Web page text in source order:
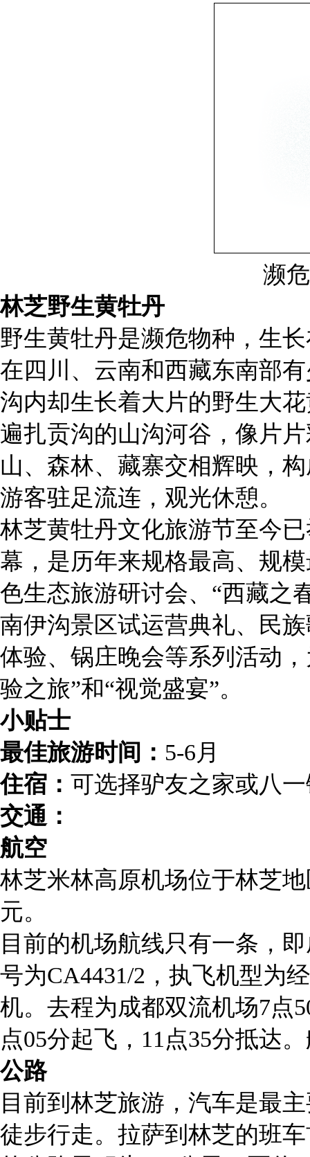
濒
林芝野生黄牡丹
野生黄牡丹是濒危物种，生
在四川、云南和西藏东南部
沟内却生长着大片的野生大
遍扎贡沟的山沟河谷，像片
山、森林、藏寨交相辉映，
游客驻足流连，观光休憩。
林芝黄牡丹文化旅游节至今
幕，是历年来规格最高、规
色生态旅游研讨会、“西藏之
南伊沟景区试运营典礼、民
体验、锅庄晚会等系列活动
验之旅”和“视觉盛宴”。
小贴士
最佳旅游时间： 5-6月
住宿： 可选择驴友之家或八
交通：
航空
林芝米林高原机场位于林芝
元。
目前的机场航线只有一条，
号为CA4431/2，执飞机型为
机。去程为成都双流机场7点
点05分起飞，11点35分抵达
公路
目前到林芝旅游，汽车是最
徒步行走。拉萨到林芝的班